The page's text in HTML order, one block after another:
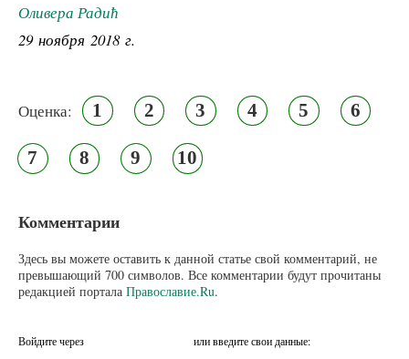
Оливера Радић
29 ноября 2018 г.
Оценка: 1 2 3 4 5 6
7 8 9 10
Комментарии
Здесь вы можете оставить к данной статье свой комментарий, не
превышающий 700 символов. Все комментарии будут прочитаны
редакцией портала Православие.Ru.
Войдите через или введите свои данные: